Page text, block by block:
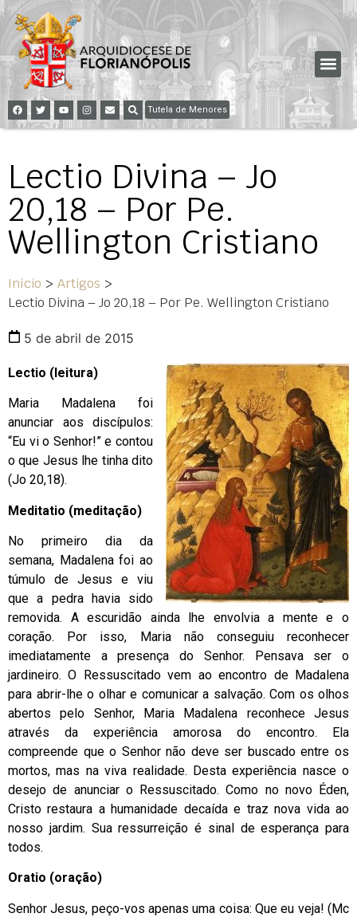
Tutela de Menores
Lectio Divina – Jo
20,18 – Por Pe.
Wellington Cristiano
Início > Artigos >
Lectio Divina – Jo 20,18 – Por Pe. Wellington Cristiano
5 de abril de 2015
Lectio (leitura)
Maria Madalena foi
anunciar aos discípulos:
“Eu vi o Senhor!” e contou
o que Jesus lhe tinha dito
(Jo 20,18).
Meditatio (meditação)
No primeiro dia da
semana, Madalena foi ao
túmulo de Jesus e viu
que a pedra havia sido
removida. A escuridão ainda lhe envolvia a mente e o
coração. Por isso, Maria não conseguiu reconhecer
imediatamente a presença do Senhor. Pensava ser o
jardineiro. O Ressuscitado vem ao encontro de Madalena
para abrir-lhe o olhar e comunicar a salvação. Com os olhos
abertos pelo Senhor, Maria Madalena reconhece Jesus
através da experiência amorosa do encontro. Ela
compreende que o Senhor não deve ser buscado entre os
mortos, mas na viva realidade. Desta experiência nasce o
desejo de anunciar o Ressuscitado. Como no novo Éden,
Cristo restaura a humanidade decaída e traz nova vida ao
nosso jardim. Sua ressurreição é sinal de esperança para
todos.
Oratio (oração)
Senhor Jesus, peço-vos apenas uma coisa: Que eu veja! (Mc